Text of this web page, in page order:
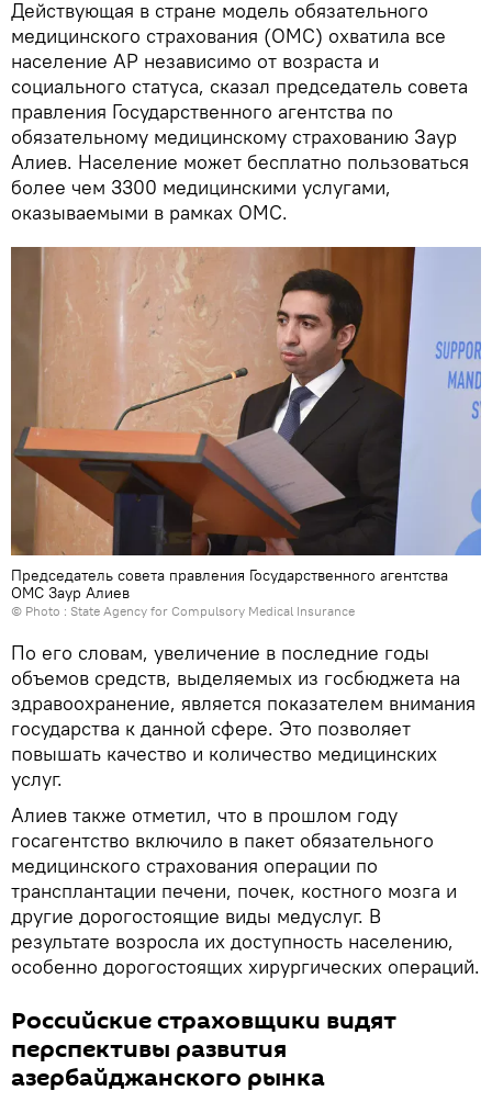
Действующая в стране модель обязательного
медицинского страхования (ОМС) охватила все
население АР независимо от возраста и
социального статуса, сказал председатель совета
правления Государственного агентства по
обязательному медицинскому страхованию Заур
Алиев. Население может бесплатно пользоваться
более чем 3300 медицинскими услугами,
оказываемыми в рамках ОМС.
Председатель совета правления Государственного агентства
ОМС Заур Алиев
© Photo : State Agency for Compulsory Medical Insurance
По его словам, увеличение в последние годы
объемов средств, выделяемых из госбюджета на
здравоохранение, является показателем внимания
государства к данной сфере. Это позволяет
повышать качество и количество медицинских
услуг.
Алиев также отметил, что в прошлом году
госагентство включило в пакет обязательного
медицинского страхования операции по
трансплантации печени, почек, костного мозга и
другие дорогостоящие виды медуслуг. В
результате возросла их доступность населению,
особенно дорогостоящих хирургических операций.
Российские страховщики видят
перспективы развития
азербайджанского рынка